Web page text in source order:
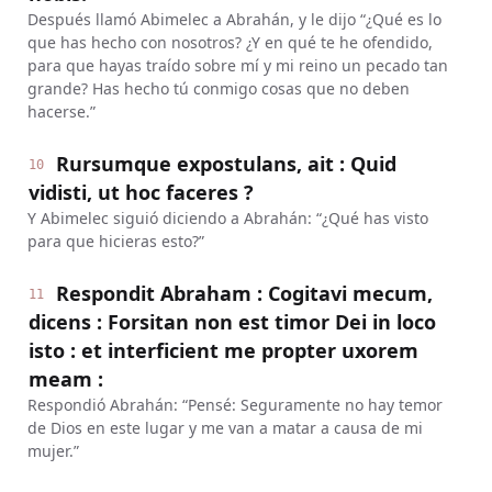
Después llamó Abimelec a Abrahán, y le dijo “¿Qué es lo
que has hecho con nosotros? ¿Y en qué te he ofendido,
para que hayas traído sobre mí y mi reino un pecado tan
grande? Has hecho tú conmigo cosas que no deben
hacerse.”
10
Rursumque expostulans, ait : Quid
vidisti, ut hoc faceres ?
Y Abimelec siguió diciendo a Abrahán: “¿Qué has visto
para que hicieras esto?”
11
Respondit Abraham : Cogitavi mecum,
dicens : Forsitan non est timor Dei in loco
isto : et interficient me propter uxorem
meam :
Respondió Abrahán: “Pensé: Seguramente no hay temor
de Dios en este lugar y me van a matar a causa de mi
mujer.”